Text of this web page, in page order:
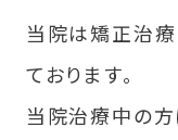
当院は矯正治
ております。
当院治療中の方